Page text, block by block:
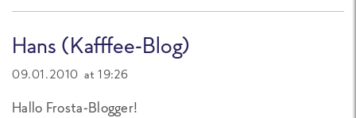
Hans (Kafffee-Blog)
09.01.2010 at 19:26
Hallo Frosta-Blogger!